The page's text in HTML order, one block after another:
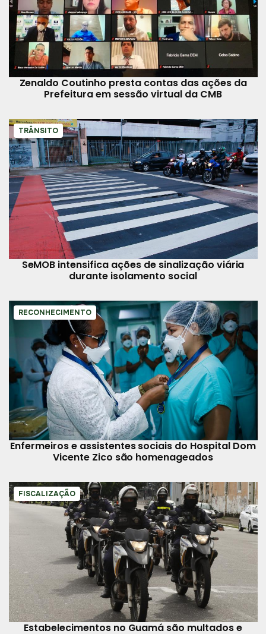
Zenaldo Coutinho presta contas das ações da
Prefeitura em sessão virtual da CMB
TRÂNSITO
SeMOB intensifica ações de sinalização viária
durante isolamento social
RECONHECIMENTO
Enfermeiros e assistentes sociais do Hospital Dom
Vicente Zico são homenageados
FISCALIZAÇÃO
Estabelecimentos no Guamá são multados e